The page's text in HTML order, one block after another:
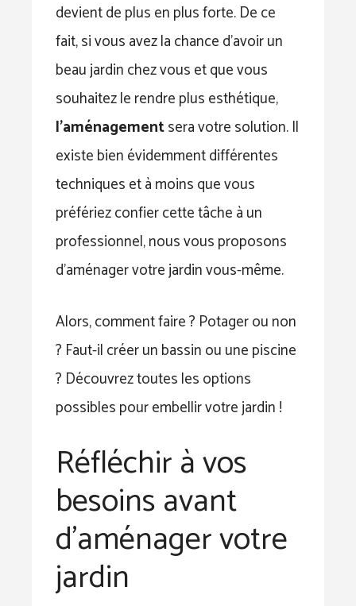
devient de plus en plus forte. De ce
fait, si vous avez la chance d’avoir un
beau jardin chez vous et que vous
souhaitez le rendre plus esthétique,
l’aménagementsera votre solution. Il
existe bien évidemment différentes
techniques et à moins que vous
préfériez confier cette tâche à un
professionnel, nous vous proposons
d’aménager votre jardin vous-même.
Alors, comment faire ? Potager ou non
? Faut-il créer un bassin ou une piscine
? Découvrez toutes les options
possibles pour embellir votre jardin !
Réfléchir à vos
besoins avant
d’aménager votre
jardin